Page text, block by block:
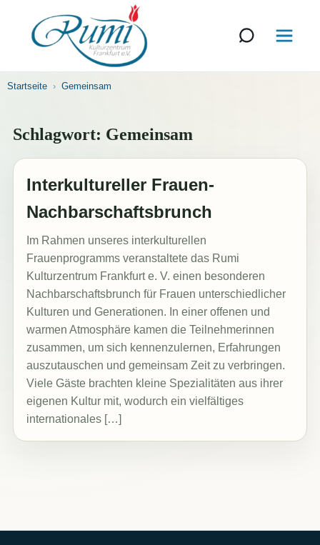
Startseite Gemeinsam
Schlagwort: Gemeinsam
Interkultureller Frauen-
Nachbarschaftsbrunch
Im Rahmen unseres interkulturellen
Frauenprogramms veranstaltete das Rumi
Kulturzentrum Frankfurt e. V. einen besonderen
Nachbarschaftsbrunch für Frauen unterschiedlicher
Kulturen und Generationen. In einer offenen und
warmen Atmosphäre kamen die Teilnehmerinnen
zusammen, um sich kennenzulernen, Erfahrungen
auszutauschen und gemeinsam Zeit zu verbringen.
Viele Gäste brachten kleine Spezialitäten aus ihrer
eigenen Kultur mit, wodurch ein vielfältiges
internationales […]